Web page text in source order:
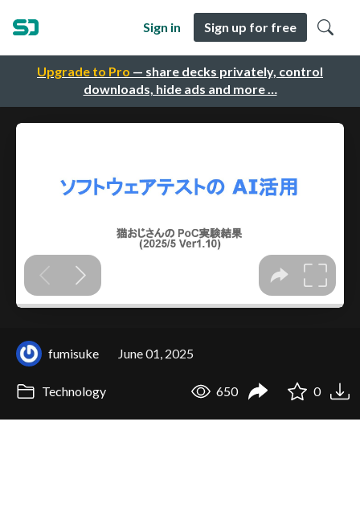
Upgrade to Pro — share decks privately, control
downloads, hide ads and more …
Sign in Sign up for free
fumisuke June 01, 2025
Technology 650 0